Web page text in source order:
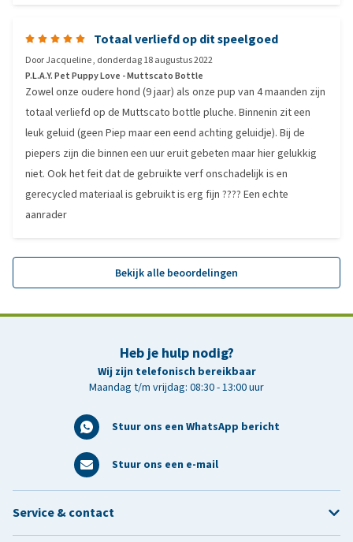
Totaal verliefd op dit speelgoed
DoorJacqueline, donderdag 18 augustus 2022
P.L.A.Y. Pet Puppy Love - Muttscato Bottle
Zowel onze oudere hond (9 jaar) als onze pup van 4 maanden zijn
totaal verliefd op de Muttscato bottle pluche. Binnenin zit een
leuk geluid (geen Piep maar een eend achting geluidje). Bij de
piepers zijn die binnen een uur eruit gebeten maar hier gelukkig
niet. Ook het feit dat de gebruikte verf onschadelijk is en
gerecycled materiaal is gebruikt is erg fijn ???? Een echte
aanrader
Bekijk alle beoordelingen
Heb je hulp nodig?
Wij zijn telefonisch bereikbaar
Maandag t/m vrijdag: 08:30 - 13:00 uur
Stuur ons een WhatsApp bericht
Stuur ons een e-mail
Service & contact